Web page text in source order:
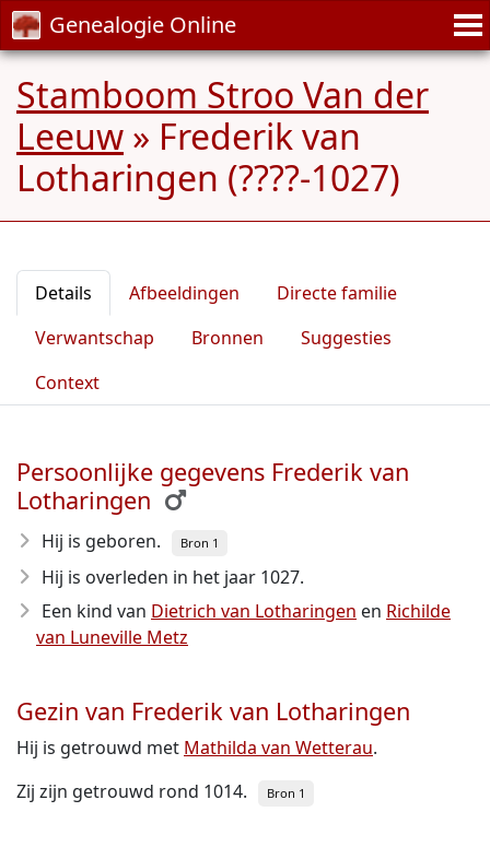
Genealogie Online
Stamboom Stroo Van der
Leeuw » Frederik van
Lotharingen (????-1027)
Details Afbeeldingen
Directe familie
Verwantschap
Bronnen
Suggesties
Context
Persoonlijke gegevens Frederik van
Lotharingen
Hij is geboren. Bron 1
Hij is overleden in het jaar 1027.
Een kind van Dietrich van Lotharingen en Richilde
van Luneville Metz
Gezin van Frederik van Lotharingen
Hij is getrouwd met Mathilda van Wetterau.
Zij zijn getrouwd rond 1014.
Bron 1